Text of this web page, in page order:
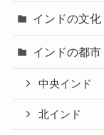
インドの文化
インドの都市
中央インド
北インド